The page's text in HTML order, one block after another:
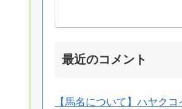
最近のコメント
【馬名について】ハヤクコ